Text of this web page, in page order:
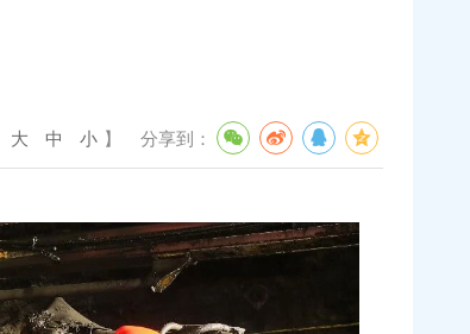
大 中 小 】 分享到：